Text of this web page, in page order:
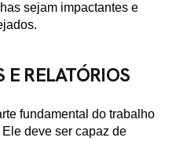
sejam impactantes e
RELATÓRIOS
fundamental do trabalho
deve ser capaz de